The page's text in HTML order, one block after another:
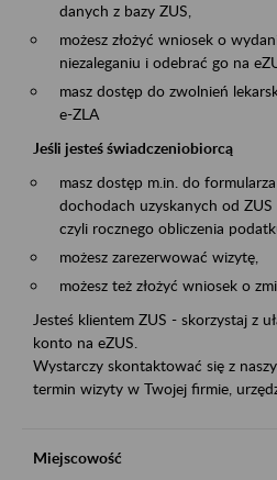
danych z bazy ZUS,
możesz złożyć wniosek o
niezaleganiu i odebrać go na
masz dostęp do zwolnień
e-ZLA
Jeśli jesteś świadczeniobiorcą
masz dostęp m.in. do
dochodach uzyskanych od
czyli rocznego obliczenia
możesz zarezerwować wizytę,
możesz też złożyć wniosek o
Jesteś klientem ZUS - skorzystaj z
konto na eZUS.
Wystarczy skontaktować się z
termin wizyty w Twojej firmie,
Miejscowość